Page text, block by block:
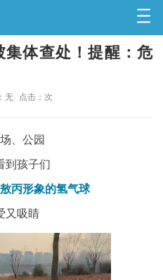
集体查处！提醒：危
无 点击： 次
、公园
到孩子们
丙形象的氢气球
又吸睛